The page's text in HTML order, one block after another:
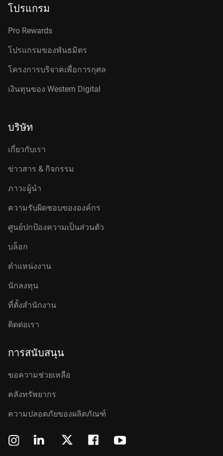
โปรแกรม
Pro Rewards
โปรแกรมของพันธมิตร
โครงการบริจาคเพื่อการกุศล
เงินทุนของ Western Digital
บริษัท
เกี่ยวกับเรา
ข่าวสาร & กิจกรรม
ภาวะผู้นำ
ความรับผิดชอบขององค์กร
ศูนย์ปกป้องความเป็นส่วนตัว
บล็อก
ตำแหน่งงาน
นักลงทุน
ที่ตั้งสำนักงาน
ติดต่อเรา
การสนับสนุน
ขอความช่วยเหลือ
คลังทรัพยากร
ความปลอดภัยของผลิตภัณฑ์